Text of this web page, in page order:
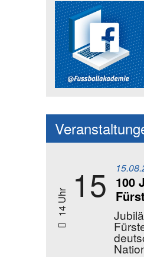
Social Media
14 Uhr 15
100